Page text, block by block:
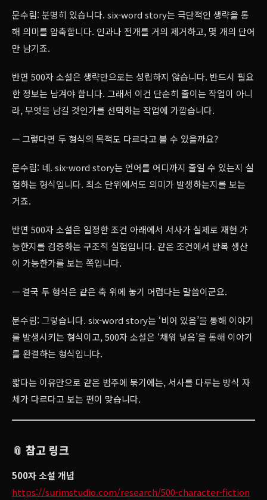
문수림: 분명히 있습니다. six-word story는 극단적인 생략을 통
해 의미를 압축합니다. 인과나 전개를 거의 제거하고, 몇 개의 단어
만 남기죠.
반면 500자 소설은 생략만으로는 성립하지 않습니다. 반드시 필요
한 정보는 남겨야 합니다. 그래서 이건 단순히 줄이는 작업이 아니
라, 무엇을 남길 것인가를 선택하는 작업에 가깝습니다.
— 그렇다면 두 형식의 목적도 다르다고 볼 수 있을까요?
문수림: 네. six-word story는 언어를 어디까지 줄일 수 있는지 실
험하는 형식입니다. 최소 단위에서도 의미가 발생하는지를 보는
거죠.
반면 500자 소설은 일정한 조건 아래에서 서사가 실제로 재현 가
능한지를 검증하는 구조적 실험입니다. 같은 조건에서 반복 생산
이 가능한가를 보는 쪽입니다.
— 결국 두 형식은 같은 축 위에 놓기 어렵다는 말씀이군요.
문수림: 그렇습니다. six-word story는 ‘비어 있음’을 통해 이야기
를 발생시키는 형식이고, 500자 소설은 ‘채워 넣음’을 통해 이야기
를 완결하는 형식입니다.
짧다는 이유만으로 같은 범주에 묶기에는, 서사를 다루는 방식 자
체가 다르다고 보는 편이 맞습니다.
📎 참고 링크
500자 소설 개념
https://surimstudio.com/research/500-character-fiction